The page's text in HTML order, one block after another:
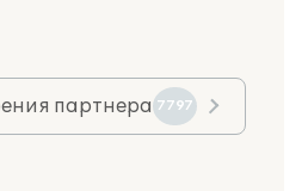
партнера 7797